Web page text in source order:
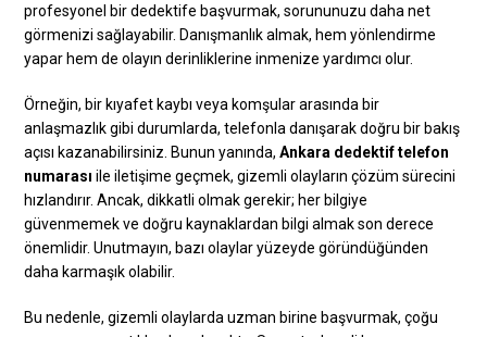
profesyonel bir dedektife başvurmak, sorununuzu daha net
görmenizi sağlayabilir. Danışmanlık almak, hem yönlendirme
yapar hem de olayın derinliklerine inmenize yardımcı olur.
Örneğin, bir kıyafet kaybı veya komşular arasında bir
anlaşmazlık gibi durumlarda, telefonla danışarak doğru bir bakış
açısı kazanabilirsiniz. Bunun yanında,Ankara dedektif telefon
numarası ile iletişime geçmek, gizemli olayların çözüm sürecini
hızlandırır. Ancak, dikkatli olmak gerekir; her bilgiye
güvenmemek ve doğru kaynaklardan bilgi almak son derece
önemlidir. Unutmayın, bazı olaylar yüzeyde göründüğünden
daha karmaşık olabilir.
Bu nedenle, gizemli olaylarda uzman birine başvurmak, çoğu